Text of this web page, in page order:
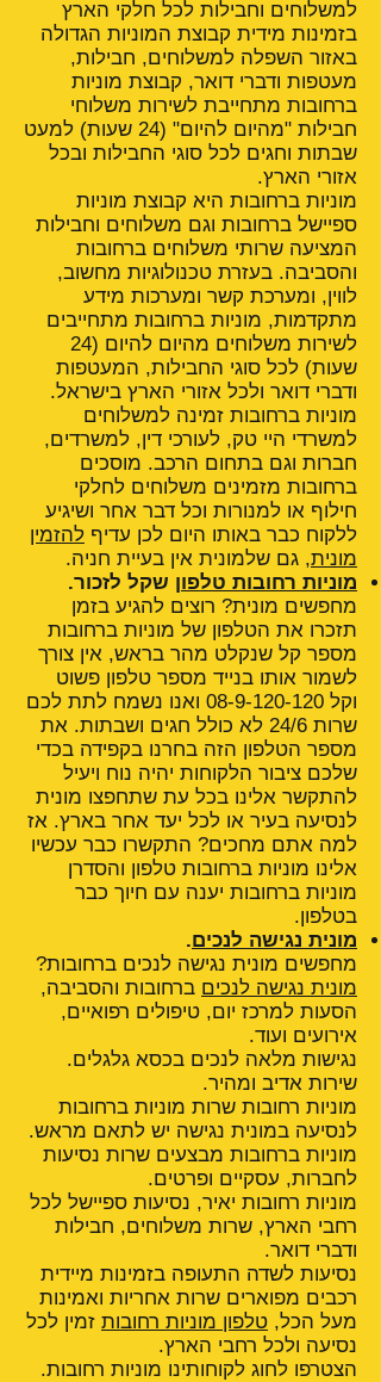
למשלוחים וחבילות לכל חלקי הארץ
בזמינות מידית קבוצת המוניות הגדולה
באזור השפלה למשלוחים, חבילות,
מעטפות ודברי דואר, קבוצת מוניות
ברחובות מתחייבת לשירות משלוחי
חבילות "מהיום להיום" (24 שעות) למעט
שבתות וחגים לכל סוגי החבילות ובכל
אזורי הארץ.
מוניות ברחובות היא קבוצת מוניות
ספיישל ברחובות וגם משלוחים וחבילות
המציעה שרותי משלוחים ברחובות
והסביבה. בעזרת טכנולוגיות מחשוב,
לווין, ומערכת קשר ומערכות מידע
מתקדמות, מוניות ברחובות מתחייבים
לשירות משלוחים מהיום להיום (24
שעות) לכל סוגי החבילות, המעטפות
ודברי דואר ולכל אזורי הארץ בישראל.
מוניות ברחובות זמינה למשלוחים
למשרדי היי טק, לעורכי דין, למשרדים,
חברות וגם בתחום הרכב. מוסכים
ברחובות מזמינים משלוחים לחלקי
חילוף או למנורות וכל דבר אחר ושיגיע
ללקוח כבר באותו היום לכן עדיף להזמין
מונית, גם שלמונית אין בעיית חניה.
מוניות רחובות טלפון שקל לזכור.
מחפשים מונית? רוצים להגיע בזמן
תזכרו את הטלפון של מוניות ברחובות
מספר קל שנקלט מהר בראש, אין צורך
לשמור אותו בנייד מספר טלפון פשוט
וקל 08-9-120-120 ואנו נשמח לתת לכם
שרות 24/6 לא כולל חגים ושבתות. את
מספר הטלפון הזה בחרנו בקפידה בכדי
שלכם ציבור הלקוחות יהיה נוח ויעיל
להתקשר אלינו בכל עת שתחפצו מונית
לנסיעה בעיר או לכל יעד אחר בארץ. אז
למה אתם מחכים? התקשרו כבר עכשיו
אלינו מוניות ברחובות טלפון והסדרן
מוניות ברחובות יענה עם חיוך כבר
בטלפון.
מונית נגישה לנכים.
מחפשים מונית נגישה לנכים ברחובות?
מונית נגישה לנכים ברחובות והסביבה,
הסעות למרכז יום, טיפולים רפואיים,
אירועים ועוד.
נגישות מלאה לנכים בכסא גלגלים.
שירות אדיב ומהיר.
מוניות רחובות שרות מוניות ברחובות
לנסיעה במונית נגישה יש לתאם מראש.
מוניות ברחובות מבצעים שרות נסיעות
לחברות, עסקיים ופרטים.
מוניות רחובות יאיר, נסיעות ספיישל לכל
רחבי הארץ, שרות משלוחים, חבילות
ודברי דואר.
נסיעות לשדה התעופה בזמינות מיידית
רכבים מפוארים שרות אחריות ואמינות
מעל הכל, טלפון מוניות רחובות זמין לכל
נסיעה ולכל רחבי הארץ.
הצטרפו לחוג לקוחותינו מוניות רחובות.